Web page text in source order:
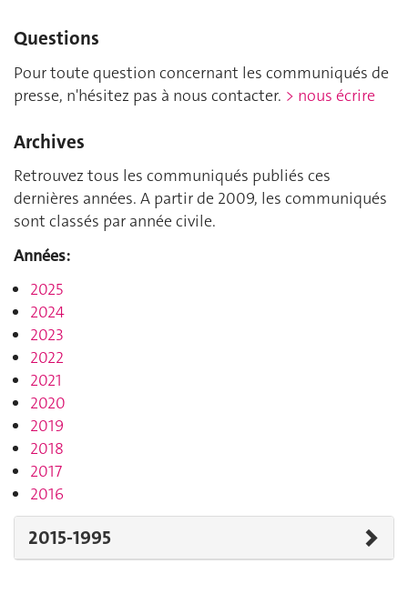
Questions
Pour toute question concernant les communiqués de
presse, n'hésitez pas à nous contacter. > nous écrire
Archives
Retrouvez tous les communiqués publiés ces
dernières années. A partir de 2009, les communiqués
sont classés par année civile.
Années:
2025
2024
2023
2022
2021
2020
2019
2018
2017
2016
2015-1995